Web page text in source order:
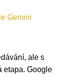
Gemini
ale s
etapa. Google